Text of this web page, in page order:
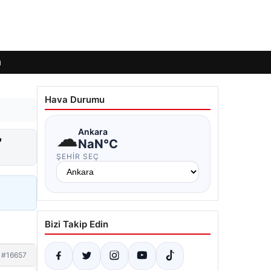
#16657
Hava Durumu
☁Ankara
NaN°C
ŞEHIR SEÇ
Bizi Takip Edin